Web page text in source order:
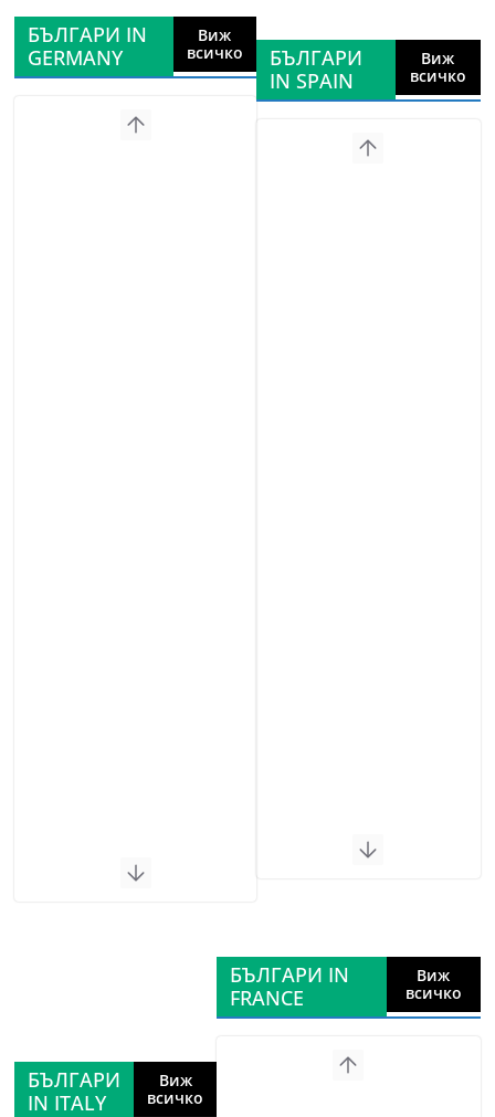
БЪЛГАРИ IN
GERMANY
Виж
всичко
БЪЛГАРИ
IN SPAIN
Виж
всичко
БЪЛГАРИ
IN ITALY
Виж
всичко
БЪЛГАРИ IN
FRANCE
Виж
всичко